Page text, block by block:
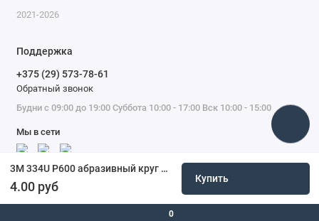
0
3M 334U P600 абразивный круг Purple+ Hookit 150 мм
4.00 руб
Купить
2021-2026
Поддержка
+375 (29) 573-78-61
Обратный звонок
Будни с 09:00 до 19:00 Суббота 10:00 - 17:00 Вск 10:00 - 15:00
Мы в сети